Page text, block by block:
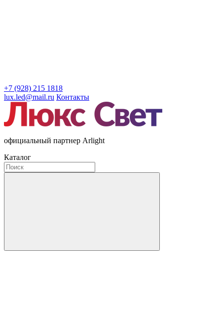
+7 (928) 215 1818
lux.led@mail.ru Контакты
официальный партнер Arlight
Каталог